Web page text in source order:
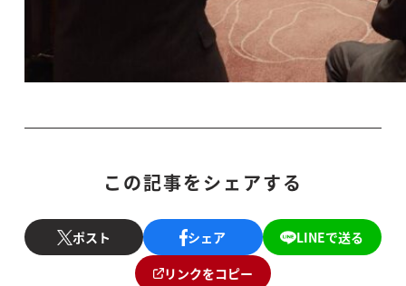
この記事をシェアする
ポスト シェア
LINEで送る
リンクをコピー